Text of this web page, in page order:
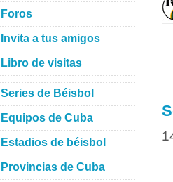
Foros
Invita a tus amigos
Libro de visitas
Series de Béisbol
Equipos de Cuba
Estadios de béisbol
Provincias de Cuba